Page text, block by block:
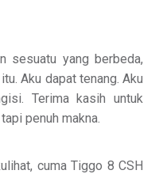
sesuatu yang berbeda,
Aku dapat tenang. Aku
Terima kasih untuk
penuh makna.
cuma Tiggo 8 CSH